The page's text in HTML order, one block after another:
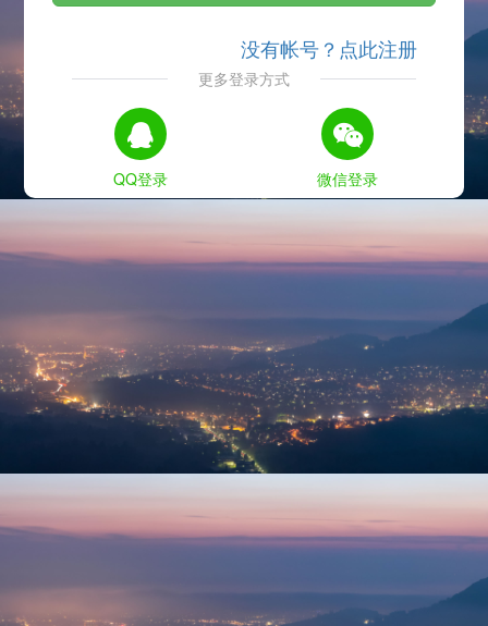
没有帐号？点此注册
更多登录方式
QQ登录 微信登录